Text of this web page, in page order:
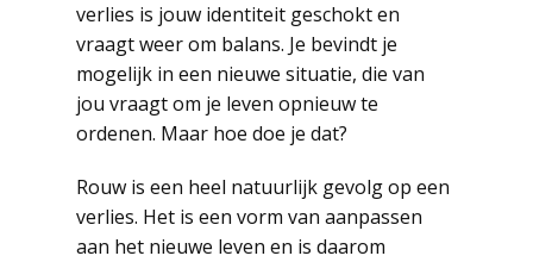
verlies is jouw identiteit geschokt en
vraagt weer om balans. Je bevindt je
mogelijk in een nieuwe situatie, die van
jou vraagt om je leven opnieuw te
ordenen. Maar hoe doe je dat?
Rouw is een heel natuurlijk gevolg op een
verlies. Het is een vorm van aanpassen
aan het nieuwe leven en is daarom